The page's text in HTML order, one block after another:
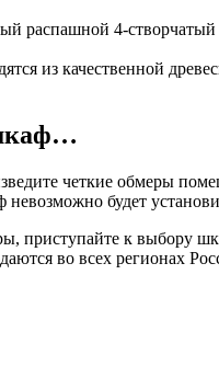
распашной 4-створчатый
из качественной
четкие обмеры
невозможно будет
приступайте к выбору
во всех регионах